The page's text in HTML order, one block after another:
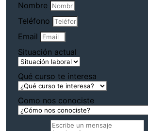
Nombre
Teléfono
Email
Situación actual
Qué curso te interesa
Como nos conociste